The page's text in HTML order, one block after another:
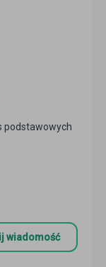
podstawowych
wiadomość